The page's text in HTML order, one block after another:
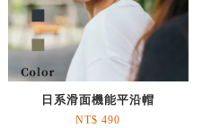
日系滑面機能平沿帽
NT$ 490